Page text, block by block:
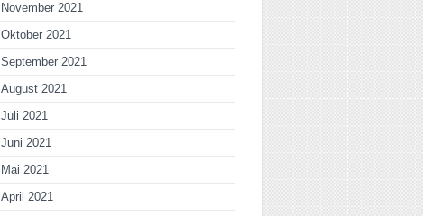
November 2021
Oktober 2021
September 2021
August 2021
Juli 2021
Juni 2021
Mai 2021
April 2021